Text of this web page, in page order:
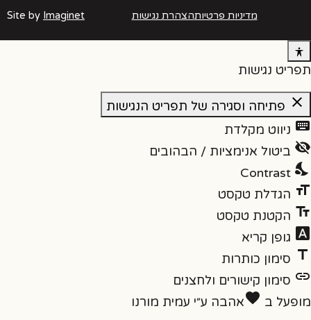
מדיניות פרטיותהצהרת נגישות Site by Imaginet
תפריט נגישות
close פתיחה וסגירה של תפריט הנגישות
keyboard ניווט מקלדת
visibility_off ביטול אנימציות / הבהובים
nights_stay
Contrast
format_size הגדלת טקסט
text_fields הקטנת טקסט
font_download גופן קריא
title סימון כותרות
link סימון קישורים ולחצנים
מופעל ב favoriteאהבה ע״י עמית מורנו